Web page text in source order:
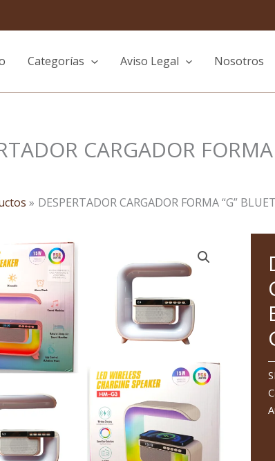
Categorías Aviso Legal Nosotros
CARGADOR
DESPERTADOR CARGADOR FORMA “G”